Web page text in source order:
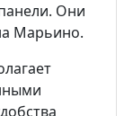
Они
Марьино.